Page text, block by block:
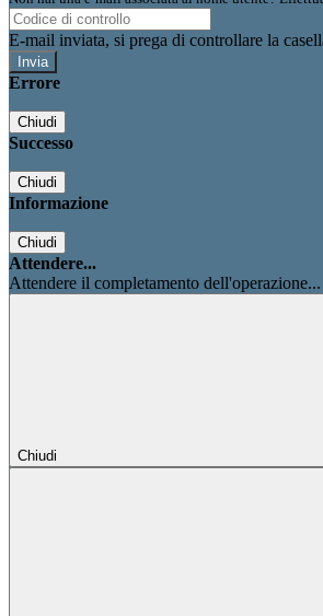
E-mail inviata, si prega di controllare la
Errore
Chiudi
Successo
Chiudi
Informazione
Chiudi
Attendere...
Attendere il completamento dell'operazione...
Chiudi